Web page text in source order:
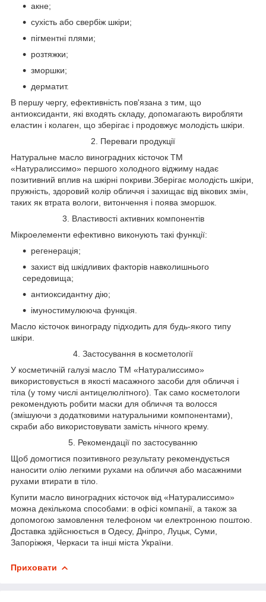
акне;
сухість або свербіж шкіри;
пігментні плями;
розтяжки;
зморшки;
дерматит.
В першу чергу, ефективність пов'язана з тим, що
антиоксиданти, які входять складу, допомагають виробляти
еластин і колаген, що зберігає і продовжує молодість шкіри.
2. Переваги продукції
Натуральне масло виноградних кісточок ТМ
«Натуралиссимо» першого холодного віджиму надає
позитивний вплив на шкірні покриви.Зберігає молодість шкіри,
пружність, здоровий колір обличчя і захищає від вікових змін,
таких як втрата вологи, витончення і поява зморшок.
3. Властивості активних компонентів
Мікроелементи ефективно виконують такі функції:
регенерація;
захист від шкідливих факторів навколишнього
середовища;
антиоксидантну дію;
імуностимулююча функція.
Масло кісточок винограду підходить для будь-якого типу
шкіри.
4. Застосування в косметології
У косметичній галузі масло ТМ «Натуралиссимо»
використовується в якості масажного засоби для обличчя і
тіла (у тому числі антицелюлітного). Так само косметологи
рекомендують робити маски для обличчя та волосся
(змішуючи з додатковими натуральними компонентами),
скраби або використовувати замість нічного крему.
5. Рекомендації по застосуванню
Щоб домогтися позитивного результату рекомендується
наносити олію легкими рухами на обличчя або масажними
рухами втирати в тіло.
Купити масло виноградних кісточок від «Натуралиссимо»
можна декількома способами: в офісі компанії, а також за
допомогою замовлення телефоном чи електронною поштою.
Доставка здійснюється в Одесу, Дніпро, Луцьк, Суми,
Запоріжжя, Черкаси та інші міста України.
Приховати